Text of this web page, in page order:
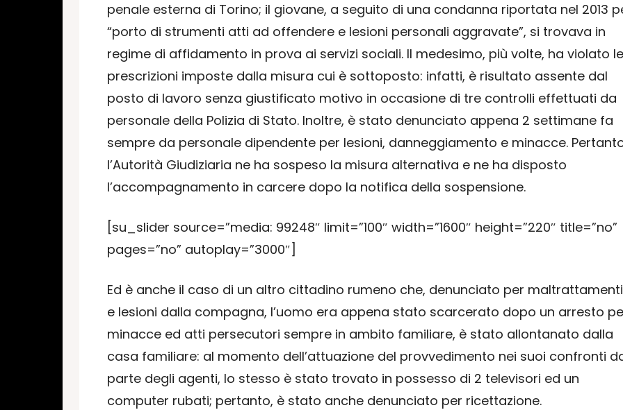
penale esterna di Torino; il giovane, a seguito di una condanna riportata nel 2013
“porto di strumenti atti ad offendere e lesioni personali aggravate”, si trovava in
regime di affidamento in prova ai servizi sociali. Il medesimo, più volte, ha violato le
prescrizioni imposte dalla misura cui è sottoposto: infatti, è risultato assente dal
posto di lavoro senza giustificato motivo in occasione di tre controlli effettuati da
personale della Polizia di Stato. Inoltre, è stato denunciato appena 2 settimane fa
sempre da personale dipendente per lesioni, danneggiamento e minacce.
l’Autorità Giudiziaria ne ha sospeso la misura alternativa e ne ha disposto
l’accompagnamento in carcere dopo la notifica della sospensione.
[su_slider source=”media: 99248″ limit=”100″ width=”1600″ height=”220″ title=”no”
pages=”no” autoplay=”3000″]
Ed è anche il caso di un altro cittadino rumeno che, denunciato per maltrattamenti
e lesioni dalla compagna, l’uomo era appena stato scarcerato dopo un arresto
minacce ed atti persecutori sempre in ambito familiare, è stato allontanato dalla
casa familiare: al momento dell’attuazione del provvedimento nei suoi confronti
parte degli agenti, lo stesso è stato trovato in possesso di 2 televisori ed un
computer rubati; pertanto, è stato anche denunciato per ricettazione.